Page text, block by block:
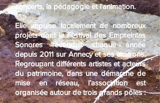
concerts, la pédagogie et l'animation.​
Elle impulse localement de nombreux
projets dont le Festival des Empreintes
Sonores reconduit chaque année
depuis 2011 sur Annecy et ses environs.
Regroupant différents artistes et acteurs
du patrimoine, dans une démarche de
mise en réseau, l’association est
organisée autour de trois grands pôles :